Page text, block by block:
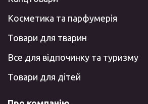
Косметика та парфумерія
Товари для тварин
Все для відпочинку та туризму
Товари для дітей